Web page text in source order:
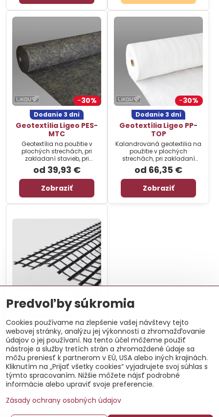
30%
Dodanie 3 dni
Geotextília Ligeo PES-
MTC
Geotextília na použitie v
plochých strechách, pri
zakladaní stavieb, pri
budovaní násypov, svahov,
tunelov a drenážnych
systémov. Cena za balenie.
od 39,93 €
Zobraziť
30%
Dodanie 3 dni
Geotextília Ligeo PP-
TOP
Kalandrovaná geotextilia na
použitie v plochých
strechách, pri zakladaní
stavieb, pri budovaní
násypov, svahov, tunelov a
drenážnych systémov. Cena
za balenie.
od 66,35 €
Zobraziť
Geomreža z PES vlákien
Používa sa na vystuženie
málo únosných horninových
podloží. Zachováva si
dlhodobé ťahové vlastnosti
aj pri stálom namáhaní.
Vďaka povrchovej úprave z
PVC je geomreža chránená
pred pôsobením chemikálií
obsiahnutých v pôde, a
žiarením.
863,46 €
Do košíka
Predvoľby súkromia
Cookies používame na zlepšenie vašej návštevy tejto
webovej stránky, analýzu jej výkonnosti a zhromažďovanie
údajov o jej používaní. Na tento účel môžeme použiť
nástroje a služby tretích strán a zhromaždené údaje sa
môžu preniesť k partnerom v EÚ, USA alebo iných krajinách.
Kliknutím na „Prijať všetky cookies“ vyjadrujete svoj súhlas s
týmto spracovaním. Nižšie môžete nájsť podrobné
informácie alebo upraviť svoje preferencie.
Zásady ochrany osobných údajov